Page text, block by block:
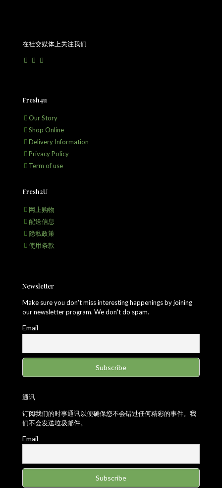
在社交媒体上关注我们
Fresh4u
Our Story
Shop Online
Delivery Information
Privacy Policy
Term of use
Fresh2U
网上购物
配送信息
隐私政策
使用条款
Newsletter
Make sure you don't miss interesting happenings by joining
our newsletter program. We don't do spam.
Email
通讯
订阅我们的时事通讯以便确保您不会错过任何精彩的事件。我
们不会发送垃圾邮件。
Email